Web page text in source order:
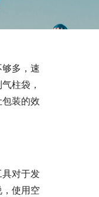
多，速
柱袋，
包装的效
对于发
使用空